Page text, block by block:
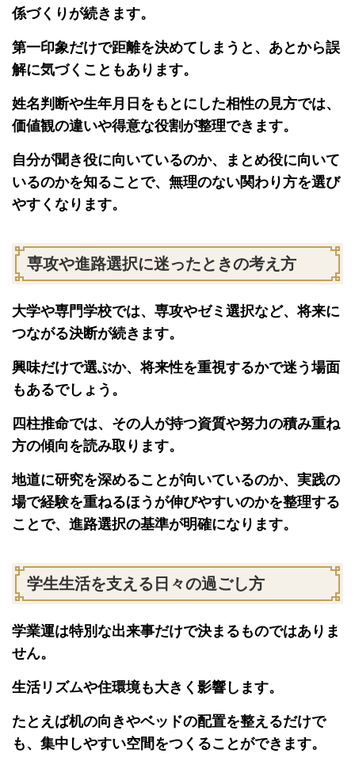
係づくりが続きます。
第一印象だけで距離を決めてしまうと、あとから誤
解に気づくこともあります。
姓名判断や生年月日をもとにした相性の見方では、
価値観の違いや得意な役割が整理できます。
自分が聞き役に向いているのか、まとめ役に向いて
いるのかを知ることで、無理のない関わり方を選び
やすくなります。
専攻や進路選択に迷ったときの考え方
大学や専門学校では、専攻やゼミ選択など、将来に
つながる決断が続きます。
興味だけで選ぶか、将来性を重視するかで迷う場面
もあるでしょう。
四柱推命では、その人が持つ資質や努力の積み重ね
方の傾向を読み取ります。
地道に研究を深めることが向いているのか、実践の
場で経験を重ねるほうが伸びやすいのかを整理する
ことで、進路選択の基準が明確になります。
学生生活を支える日々の過ごし方
学業運は特別な出来事だけで決まるものではありま
せん。
生活リズムや住環境も大きく影響します。
たとえば机の向きやベッドの配置を整えるだけで
も、集中しやすい空間をつくることができます。